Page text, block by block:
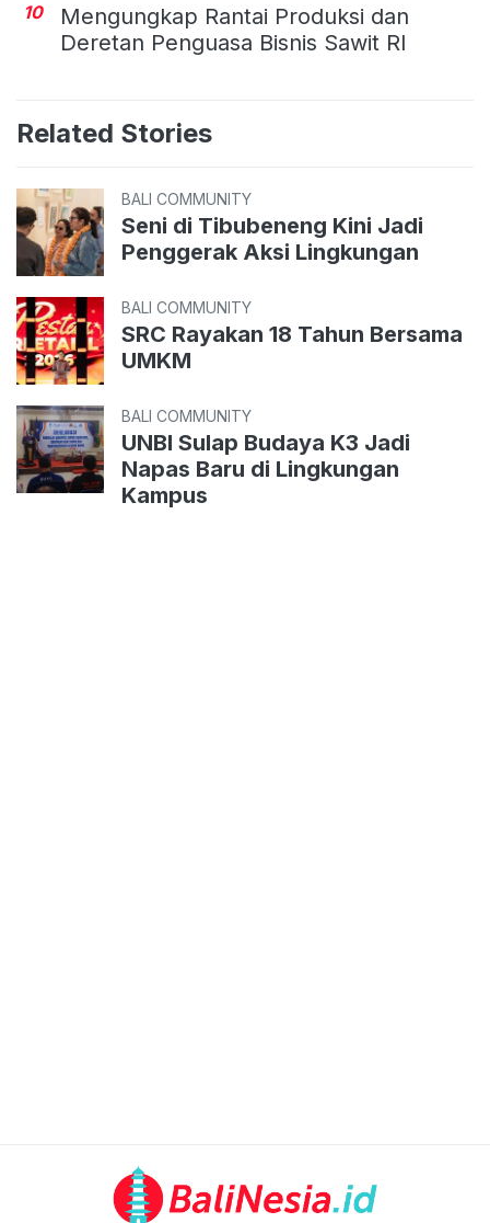
10
Mengungkap Rantai Produksi dan
Deretan Penguasa Bisnis Sawit RI
Related Stories
BALI COMMUNITY
Seni di Tibubeneng Kini Jadi
Penggerak Aksi Lingkungan
BALI COMMUNITY
SRC Rayakan 18 Tahun Bersama
UMKM
BALI COMMUNITY
UNBI Sulap Budaya K3 Jadi
Napas Baru di Lingkungan
Kampus